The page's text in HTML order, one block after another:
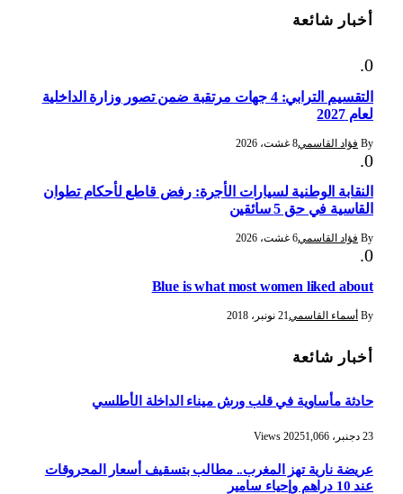
أخبار شائعة
التقسيم الترابي: 4 جهات مرتقبة ضمن تصور وزارة الداخلية
لعام 2027
By فؤاد القاسمي8 غشت، 2026
النقابة الوطنية لسيارات الأجرة: رفض قاطع لأحكام تطوان
القاسية في حق 5 سائقين
By فؤاد القاسمي6 غشت، 2026
Blue is what most women liked about
By أسماء القاسمي21 نونبر، 2018
أخبار شائعة
حادثة مأساوية في قلب ورش ميناء الداخلة الأطلسي
23 دجنبر، 2025 1,066
Views
عريضة نارية تهز المغرب.. مطالب بتسقيف أسعار المحروقات
عند 10 دراهم وإحياء سامير